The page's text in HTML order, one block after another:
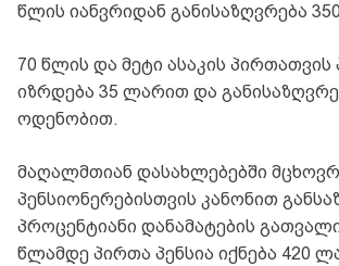
წლის იანვრიდან განისაზღვრება
70 წლის და მეტი ასაკის პირთათვის
იზრდება 35 ლარით და
ოდენობით.
მაღალმთიან დასახლებებში
პენსიონერებისთვის კანონით
პროცენტიანი დანამატების
წლამდე პირთა პენსია იქნება 420